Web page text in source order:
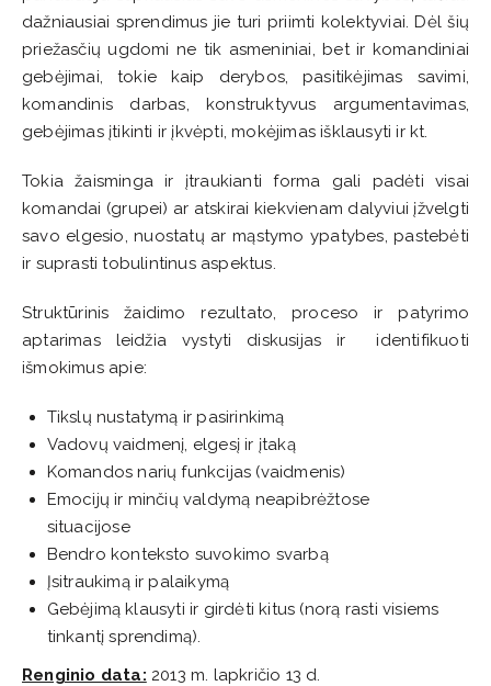
dažniausiai sprendimus jie turi priimti kolektyviai. Dėl šių
priežasčių ugdomi ne tik asmeniniai, bet ir komandiniai
gebėjimai, tokie kaip derybos, pasitikėjimas savimi,
komandinis darbas, konstruktyvus argumentavimas,
gebėjimas įtikinti ir įkvėpti, mokėjimas išklausyti ir kt.
Tokia žaisminga ir įtraukianti forma gali padėti visai
komandai (grupei) ar atskirai kiekvienam dalyviui įžvelgti
savo elgesio, nuostatų ar mąstymo ypatybes, pastebėti
ir suprasti tobulintinus aspektus.
Struktūrinis žaidimo rezultato, proceso ir patyrimo
aptarimas leidžia vystyti diskusijas ir identifikuoti
išmokimus apie:
Tikslų nustatymą ir pasirinkimą
Vadovų vaidmenį, elgesį ir įtaką
Komandos narių funkcijas (vaidmenis)
Emocijų ir minčių valdymą neapibrėžtose
situacijose
Bendro konteksto suvokimo svarbą
Įsitraukimą ir palaikymą
Gebėjimą klausyti ir girdėti kitus (norą rasti visiems
tinkantį sprendimą).
Renginio data: 2013 m. lapkričio 13 d.